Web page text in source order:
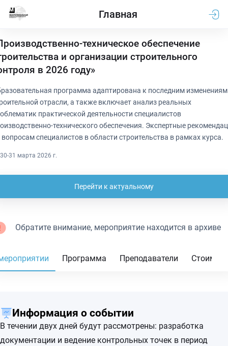
Главная
техническое обеспечение
и организации строительного
в 2026 году»
программа адаптирована к последним
отрасли, а также включает анализ реальных
практической деятельности специалистов
технического обеспечения. Экспертные
вопросам специалистов в области строительства в рамках курса.
30-31 марта 2026 г.
Перейти к актуальному
Обратите внимание, мероприятие находится в архиве
Программа Преподаватели
Информация о событии
В течении двух дней будут рассмотрены: разработка
документации и ведение контрольных точек в период